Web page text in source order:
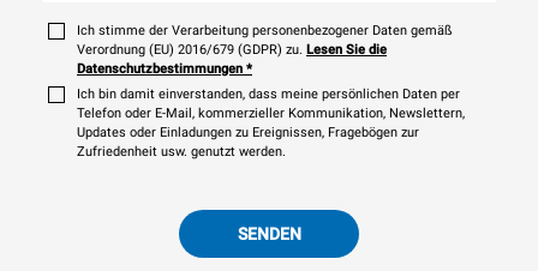
Ich stimme der Verarbeitung personenbezogener Daten gemäß
Verordnung (EU) 2016/679 (GDPR) zu. Lesen Sie die
Datenschutzbestimmungen *
Ich bin damit einverstanden, dass meine persönlichen Daten per
Telefon oder E-Mail, kommerzieller Kommunikation, Newslettern,
Updates oder Einladungen zu Ereignissen, Fragebögen zur
Zufriedenheit usw. genutzt werden.
SENDEN